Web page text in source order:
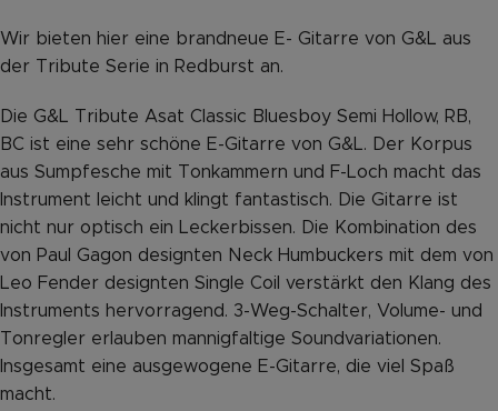
Wir bieten hier eine brandneue E- Gitarre von G&L aus
der Tribute Serie in Redburst an.
Die G&L Tribute Asat Classic Bluesboy Semi Hollow, RB,
BC ist eine sehr schöne E-Gitarre von G&L. Der Korpus
aus Sumpfesche mit Tonkammern und F-Loch macht das
Instrument leicht und klingt fantastisch. Die Gitarre ist
nicht nur optisch ein Leckerbissen. Die Kombination des
von Paul Gagon designten Neck Humbuckers mit dem von
Leo Fender designten Single Coil verstärkt den Klang des
Instruments hervorragend. 3-Weg-Schalter, Volume- und
Tonregler erlauben mannigfaltige Soundvariationen.
Insgesamt eine ausgewogene E-Gitarre, die viel Spaß
macht.